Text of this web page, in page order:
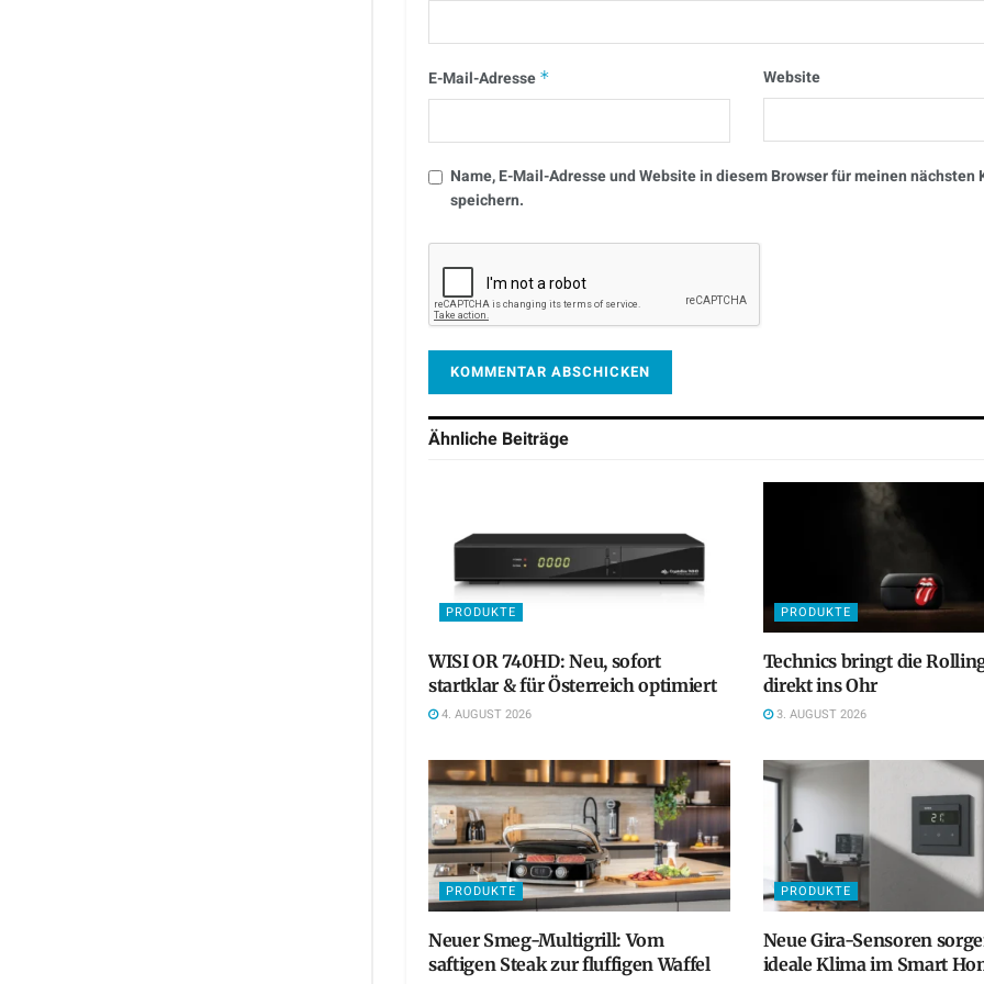
E-Mail-Adresse * Website
Name, E-Mail-Adresse und Website in diesem Browser für meinen nächsten
speichern.
Ähnliche Beiträge
PRODUKTE
WISI OR 740HD: Neu, sofort
startklar & für Österreich optimiert
4. AUGUST 2026
PRODUKTE
Technics bringt die
direkt ins Ohr
3. AUGUST 2026
PRODUKTE
Neuer Smeg-Multigrill: Vom
saftigen Steak zur fluffigen Waffel
PRODUKTE
Neue Gira-Sensoren
ideale Klima im Smart